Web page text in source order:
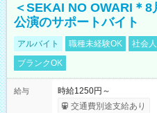
＜SEKAI NO OWARI＊
公演のサポートバイト
アルバイト 職種未経験OK 社会
ブランクOK
給与
時給1250円～
交通費別途支給あり